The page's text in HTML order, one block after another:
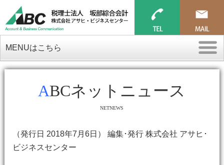
MENUはこちら
ABCネットニュース
NETNEWS
（発行日 2018年7月6日） 編集･発行 株式会社 アサヒ･
ビジネスセンター